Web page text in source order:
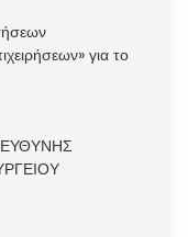
για το